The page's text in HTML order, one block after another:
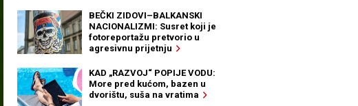
BEČKI ZIDOVI–BALKANSKI
NACIONALIZMI: Susret koji je
fotoreportažu pretvorio u
agresivnu prijetnju
KAD „RAZVOJ“ POPIJE VODU:
More pred kućom, bazen u
dvorištu, suša na vratima